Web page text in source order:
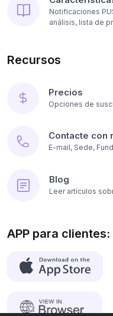
Notificaciones
análisis, lista de
Recursos
Precios
Opciones de
Contacte con
E-mail, Sede,
Blog
Leer artículos
APP para clientes: